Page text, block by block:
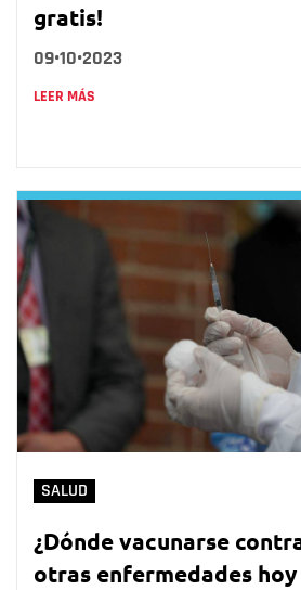
gratis!
09•10•2023
LEER MÁS
SALUD
¿Dónde vacunarse
otras enfermedades hoy